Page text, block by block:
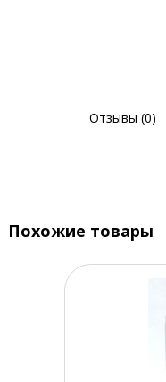
Отзывы (0)
Похожие товары